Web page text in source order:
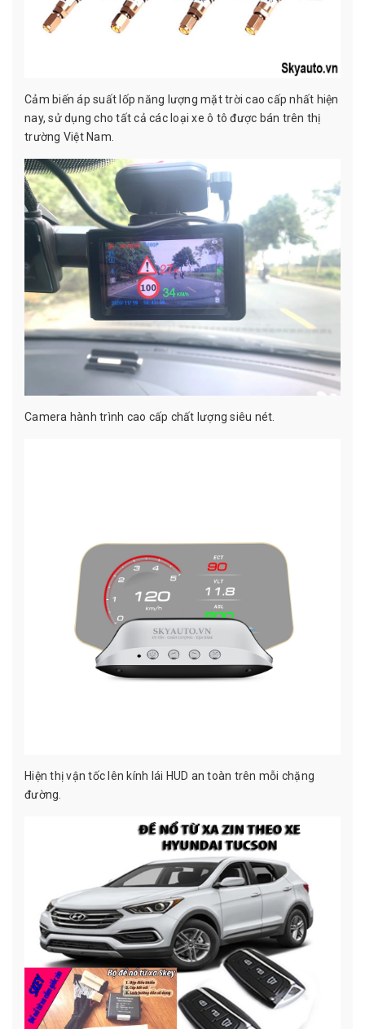
Cảm biến áp suất lốp năng lượng mặt trời cao cấp nhất hiện
nay, sử dụng cho tất cả các loại xe ô tô được bán trên thị
trường Việt Nam.
Camera hành trình cao cấp chất lượng siêu nét.
Hiện thị vận tốc lên kính lái HUD an toàn trên mỗi chặng
đường.